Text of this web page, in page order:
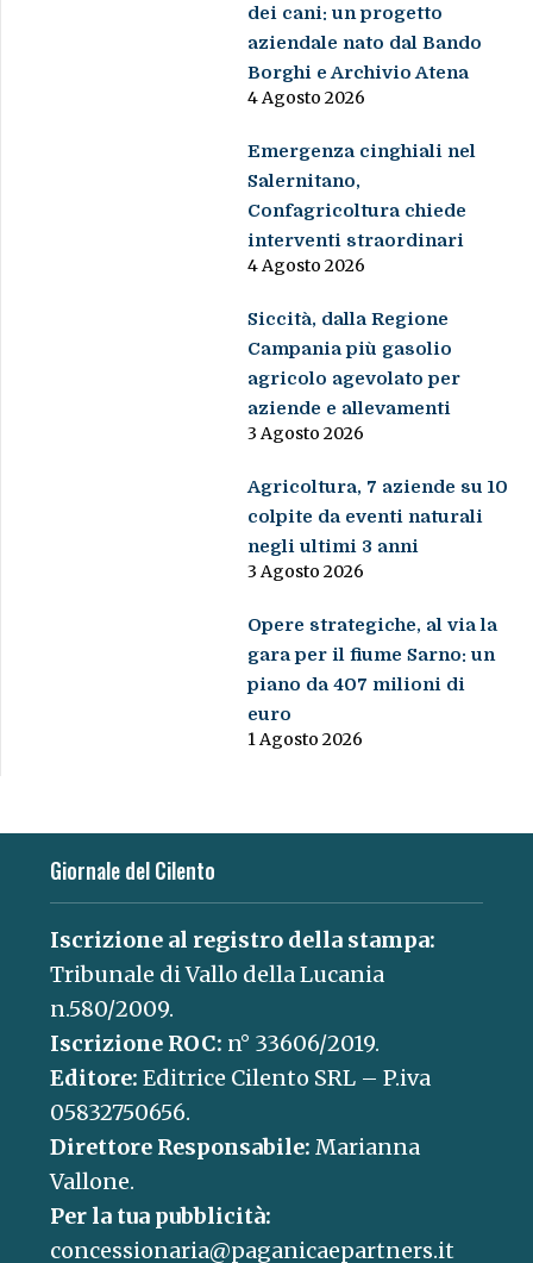
dei cani: un progetto
aziendale nato dal Bando
Borghi e Archivio Atena
4 Agosto 2026
Emergenza cinghiali nel
Salernitano,
Confagricoltura chiede
interventi straordinari
4 Agosto 2026
Siccità, dalla Regione
Campania più gasolio
agricolo agevolato per
aziende e allevamenti
3 Agosto 2026
Agricoltura, 7 aziende su 10
colpite da eventi naturali
negli ultimi 3 anni
3 Agosto 2026
Opere strategiche, al via la
gara per il fiume Sarno: un
piano da 407 milioni di
euro
1 Agosto 2026
Giornale del Cilento
Iscrizione al registro della stampa:
Tribunale di Vallo della Lucania
n.580/2009.
Iscrizione ROC: n° 33606/2019.
Editore: Editrice Cilento SRL – P.iva
05832750656.
Direttore Responsabile: Marianna
Vallone.
Per la tua pubblicità:
concessionaria@paganicaepartners.it